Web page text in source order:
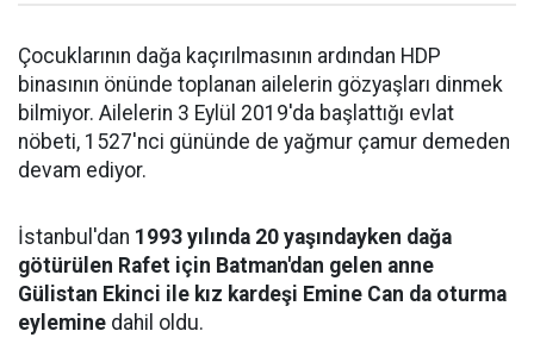
Çocuklarının dağa kaçırılmasının ardından HDP
binasının önünde toplanan ailelerin gözyaşları dinmek
bilmiyor. Ailelerin 3 Eylül 2019'da başlattığı evlat
nöbeti, 1527'nci gününde de yağmur çamur demeden
devam ediyor.
İstanbul'dan 1993 yılında 20 yaşındayken dağa
götürülen Rafet için Batman'dan gelen anne
Gülistan Ekinci ile kız kardeşi Emine Can da oturma
eylemine dahil oldu.